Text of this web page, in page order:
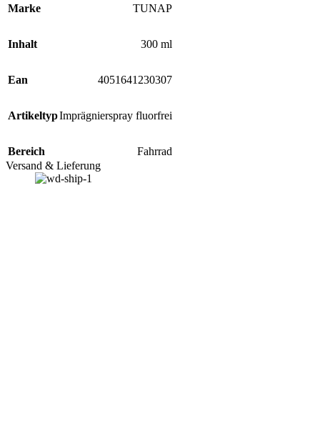
Marke TUNAP
Inhalt 300 ml
Ean 4051641230307
ArtikeltypImprägnierspray fluorfrei
Bereich
Fahrrad
Versand & Lieferung